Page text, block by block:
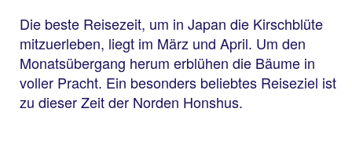
Die beste Reisezeit, um in Japan die Kirschblüte
mitzuerleben, liegt im März und April. Um den
Monatsübergang herum erblühen die Bäume in
voller Pracht. Ein besonders beliebtes Reiseziel ist
zu dieser Zeit der Norden Honshus.